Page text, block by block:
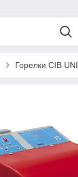
Горелки CIB